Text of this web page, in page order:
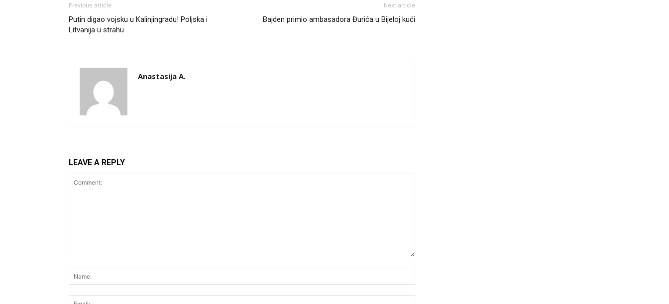
Previous article
Putin digao vojsku u Kalinjingradu! Poljska i
Litvanija u strahu
Next article
Bajden primio ambasadora Đurića u Bijeloj kući
Anastasija A.
LEAVE A REPLY